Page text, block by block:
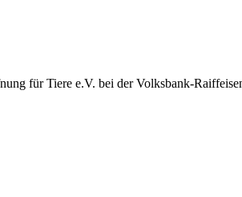
für Tiere e.V. bei der Volksbank-